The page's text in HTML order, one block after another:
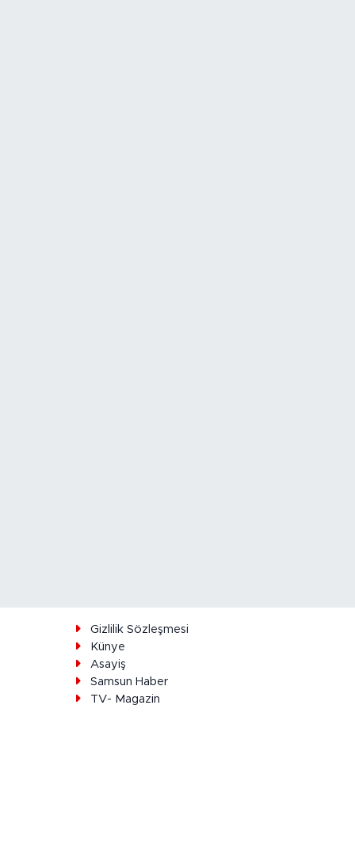
Gizlilik Sözleşmesi
Künye
Asayiş
Samsun Haber
TV- Magazin